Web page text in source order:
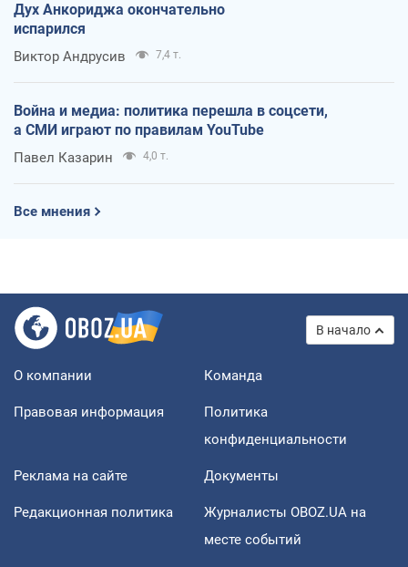
Дух Анкориджа окончательно
испарился
Виктор Андрусив 7,4 т.
Война и медиа: политика перешла в соцсети,
а СМИ играют по правилам YouTube
Павел Казарин 4,0 т.
Все мнения
В начало
О компании Команда
Правовая информация
Политика
конфиденциальности
Реклама на сайте Документы
Редакционная политика
Журналисты OBOZ.UA на
месте событий